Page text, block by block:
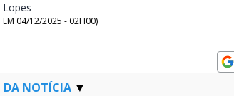
Lopes
04/12/2025 - 02H00)
DA NOTÍCIA